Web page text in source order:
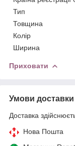
Тип
Товщина
Колір
Ширина
Приховати
Умови доставки
Доставка
Нова Пошта